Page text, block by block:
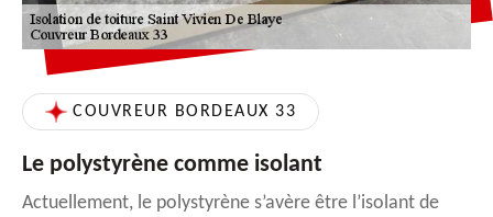
COUVREUR BORDEAUX 33
Le polystyrène comme isolant
Actuellement, le polystyrène s’avère être l’isolant de